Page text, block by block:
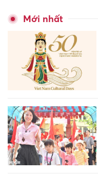
Mới nhất